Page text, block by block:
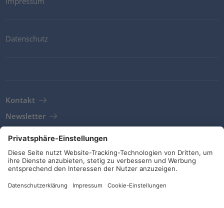
Datenschutz
Kontakt
Newsletter
AGB
Richtlinien und Bekenntnisse
Soziale Medien